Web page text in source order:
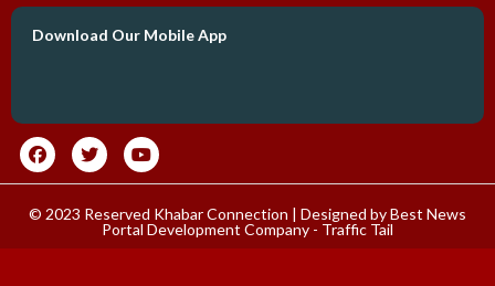
Download Our Mobile App
© 2023 Reserved Khabar Connection | Designed byBest News
Portal Development Company - Traffic Tail